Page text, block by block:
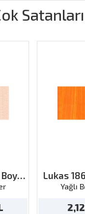
Satanları
Lukas
Hint
Yağlı